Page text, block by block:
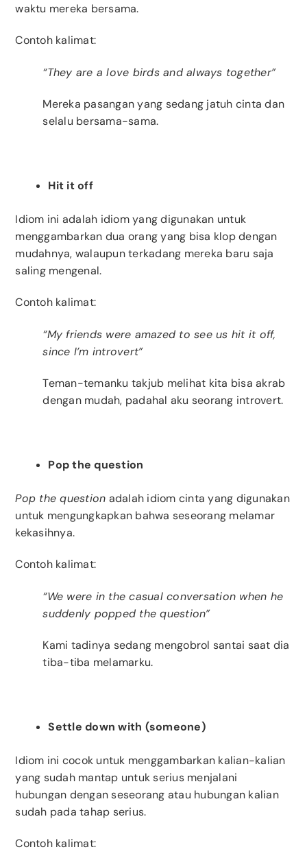
waktu mereka bersama.
Contoh kalimat:
“They are a love birds and always together”
Mereka pasangan yang sedang jatuh cinta dan
selalu bersama-sama.
Hit it off
Idiom ini adalah idiom yang digunakan untuk
menggambarkan dua orang yang bisa klop dengan
mudahnya, walaupun terkadang mereka baru saja
saling mengenal.
Contoh kalimat:
“My friends were amazed to see us hit it off,
since I’m introvert”
Teman-temanku takjub melihat kita bisa akrab
dengan mudah, padahal aku seorang introvert.
Pop the question
Pop the question adalah idiom cinta yang digunakan
untuk mengungkapkan bahwa seseorang melamar
kekasihnya.
Contoh kalimat:
“We were in the casual conversation when he
suddenly popped the question”
Kami tadinya sedang mengobrol santai saat dia
tiba-tiba melamarku.
Settle down with (someone)
Idiom ini cocok untuk menggambarkan kalian-kalian
yang sudah mantap untuk serius menjalani
hubungan dengan seseorang atau hubungan kalian
sudah pada tahap serius.
Contoh kalimat: